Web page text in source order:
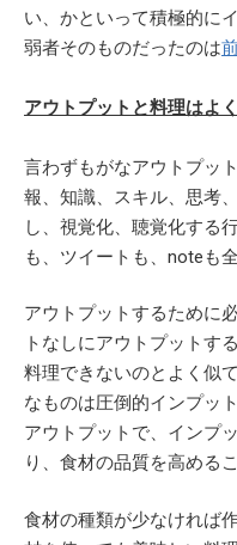
い、かといって積極的に
弱者そのものだったのは
アウトプットと料理はよ
言わずもがなアウトプッ
報、知識、スキル、思考
し、視覚化、聴覚化する
も、ツイートも、noteも
アウトプットするために
トなしにアウトプットす
料理できないのとよく似
なものは圧倒的インプッ
アウトプットで、インプ
り、食材の品質を高める
食材の種類が少なければ